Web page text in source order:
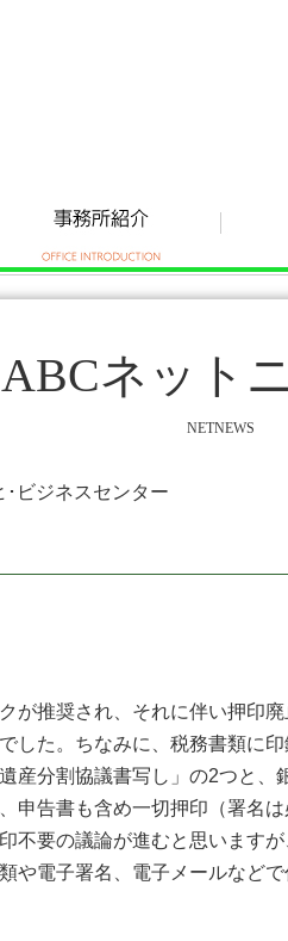
ABCネット
NETNEWS
･ビジネスセンター
推奨され、それに伴い押印
した。ちなみに、税務書類に
産分割協議書写し」の2つと
申告書も含め一切押印（署名
要の議論が進むと思います
や電子署名、電子メールなど